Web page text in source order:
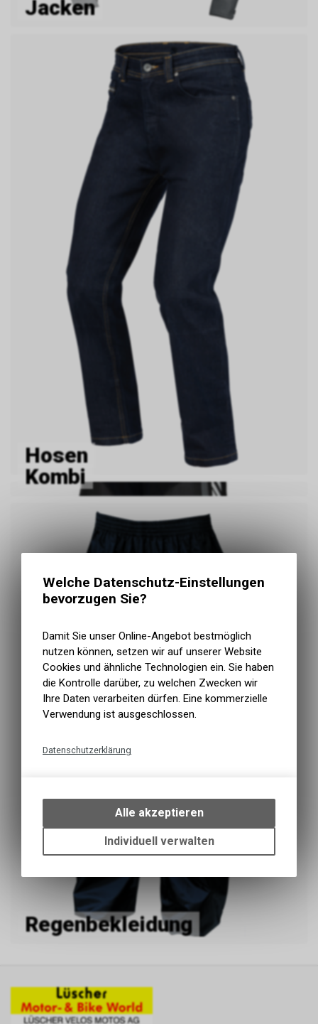
Jacken
Hosen
Kombi
Regenbekleidung
Welche Datenschutz-Einstellungen
bevorzugen Sie?
Damit Sie unser Online-Angebot bestmöglich
nutzen können, setzen wir auf unserer Website
Cookies und ähnliche Technologien ein. Sie haben
die Kontrolle darüber, zu welchen Zwecken wir
Ihre Daten verarbeiten dürfen. Eine kommerzielle
Verwendung ist ausgeschlossen.
Datenschutzerklärung
bestimmte Interaktionen und
Einstellungen auf Ihrem Gerät,
um die grundlegenden
Funktionen unseres Online-
des Warenkorbs, zu
ermöglichen. Bitte beachten Sie,
dass die gespeicherten Daten
keinerlei Rückschlüsse auf Ihre
Alle akzeptieren
Individuell verwalten